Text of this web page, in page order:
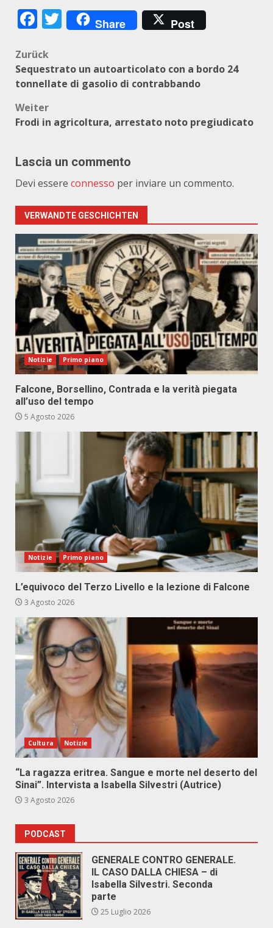
Facebook
Twitter
Share Post
Beitragsnavigation
Zurück
Sequestrato un autoarticolato con a bordo 24
tonnellate di gasolio di contrabbando
Weiter
Frodi in agricoltura, arrestato noto pregiudicato
Lascia un commento
Devi essere connesso per inviare un commento.
VERWANDTE GESCHICHTEN
Notizie Primo piano
Falcone, Borsellino, Contrada e la verità piegata
all’uso del tempo
5 Agosto 2026
Notizie Primo piano
L’equivoco del Terzo Livello e la lezione di Falcone
3 Agosto 2026
Cultura Notizie
“La ragazza eritrea. Sangue e morte nel deserto del
Sinai”. Intervista a Isabella Silvestri (Autrice)
3 Agosto 2026
PODCAST
GENERALE CONTRO GENERALE.
IL CASO DALLA CHIESA – di
Isabella Silvestri. Seconda
parte
25 Luglio 2026